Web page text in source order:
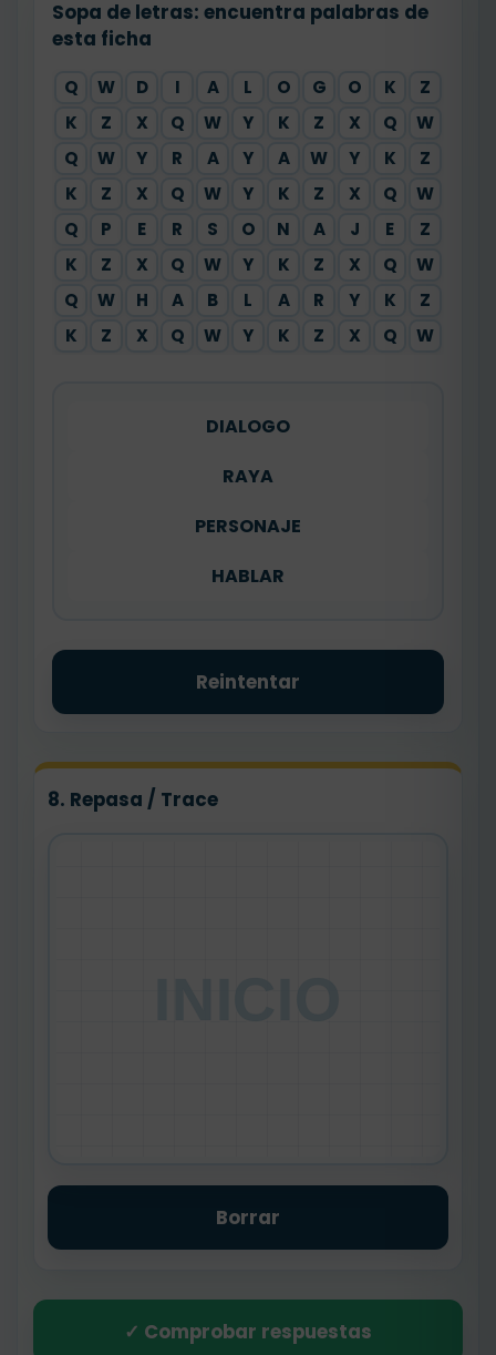
Sopa de letras: encuentra palabras de
esta ficha
Q W D I A L O G O K
Z
K
Z X Q W Y K Z X Q
W
Q
W Y R A Y A W Y K
Z
K
Z X Q W Y K Z X Q
W
Q
P E R S O N A J E
Z
K
Z X Q W Y K Z X Q
W
Q
W H A B L A R Y K
Z
K
Z X Q W Y K Z X Q W
DIALOGO
RAYA
PERSONAJE
HABLAR
Reintentar
8. Repasa / Trace
Borrar
✓ Comprobar respuestas